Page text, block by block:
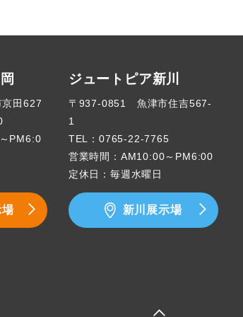
田627
PM6:0
ジュートピア新川
〒937-0851 魚津市住吉567-
1
TEL：0765-22-7765
営業時間：AM10:00～PM6:00
定休日：毎週水曜日
新川展示場